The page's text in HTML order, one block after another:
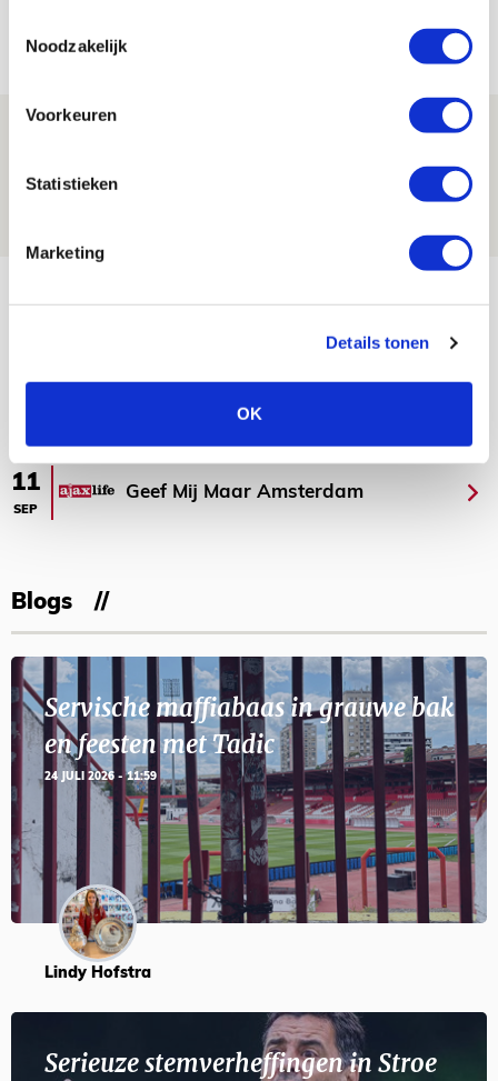
Noodzakelijk
Voorkeuren
Statistieken
Marketing
Details tonen
OK
Reis jij als mascotte mee naar uitduel
11
SEP
Geef Mij Maar Amsterdam
Blogs
Servische maffiabaas in grauwe bak
en feesten met Tadic
24 JULI 2026 - 11:59
Lindy Hofstra
Serieuze stemverheffingen in Stroe